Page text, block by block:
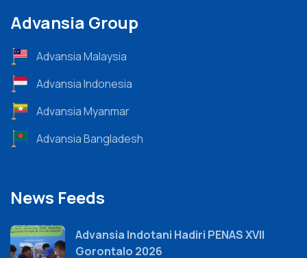
Advansia Group
Advansia Malaysia
Advansia Indonesia
Advansia Myanmar
Advansia Bangladesh
News Feeds
Advansia Indotani Hadiri PENAS XVII
Gorontalo 2026